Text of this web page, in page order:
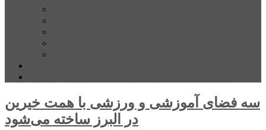
سه فضای آموزشی و ورزشی با همت خیرین
در البرز ساخته می‌شود